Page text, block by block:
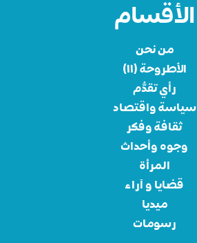
الأقسام
من نحن
الأطروحة (١١)
رأي تقدُّم
سياسة واقتصاد
ثقافة وفكر
وجوه وأحداث
المرأة
قضايا و آراء
ميديا
رسومات